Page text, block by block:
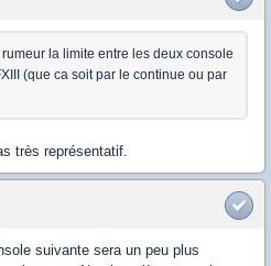
la limite entre les deux console
(que ca soit par le continue ou par
très représentatif.
suivante sera un peu plus